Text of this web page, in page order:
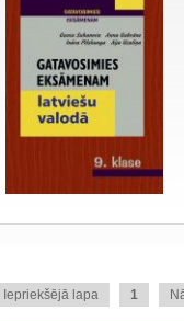
Iepriekšējā lapa 1